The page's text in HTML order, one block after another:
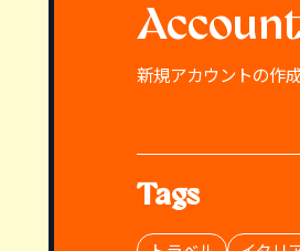
新規アカウントの作成
Tags